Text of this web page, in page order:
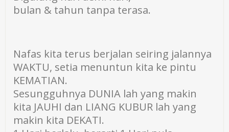
bulan & tahun tanpa terasa.
Nafas kita terus berjalan seiring jalannya
WAKTU, setia menuntun kita ke pintu
KEMATIAN.
Sesungguhnya DUNIA lah yang makin
kita JAUHI dan LIANG KUBUR lah yang
makin kita DEKATI.